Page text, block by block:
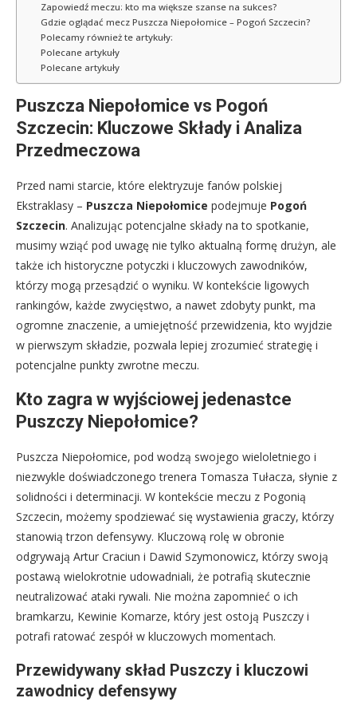
Zapowiedź meczu: kto ma większe szanse na sukces?
Gdzie oglądać mecz Puszcza Niepołomice – Pogoń Szczecin?
Polecamy również te artykuły:
Polecane artykuły
Polecane artykuły
Puszcza Niepołomice vs Pogoń
Szczecin: Kluczowe Składy i Analiza
Przedmeczowa
Przed nami starcie, które elektryzuje fanów polskiej
Ekstraklasy – Puszcza Niepołomice podejmuje Pogoń
Szczecin. Analizując potencjalne składy na to spotkanie,
musimy wziąć pod uwagę nie tylko aktualną formę drużyn, ale
także ich historyczne potyczki i kluczowych zawodników,
którzy mogą przesądzić o wyniku. W kontekście ligowych
rankingów, każde zwycięstwo, a nawet zdobyty punkt, ma
ogromne znaczenie, a umiejętność przewidzenia, kto wyjdzie
w pierwszym składzie, pozwala lepiej zrozumieć strategię i
potencjalne punkty zwrotne meczu.
Kto zagra w wyjściowej jedenastce
Puszczy Niepołomice?
Puszcza Niepołomice, pod wodzą swojego wieloletniego i
niezwykle doświadczonego trenera Tomasza Tułacza, słynie z
solidności i determinacji. W kontekście meczu z Pogonią
Szczecin, możemy spodziewać się wystawienia graczy, którzy
stanowią trzon defensywy. Kluczową rolę w obronie
odgrywają Artur Craciun i Dawid Szymonowicz, którzy swoją
postawą wielokrotnie udowadniali, że potrafią skutecznie
neutralizować ataki rywali. Nie można zapomnieć o ich
bramkarzu, Kewinie Komarze, który jest ostoją Puszczy i
potrafi ratować zespół w kluczowych momentach.
Przewidywany skład Puszczy i kluczowi
zawodnicy defensywy